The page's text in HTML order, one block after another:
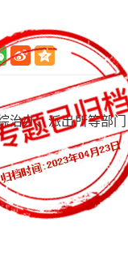
办、派出所等部门